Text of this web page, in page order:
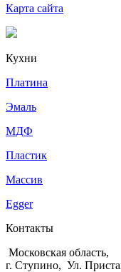
Карта сайта
Кухни
Платина
Эмаль
МДФ
Пластик
Массив
Egger
Контакты
Московская область,
г. Ступино, Ул.